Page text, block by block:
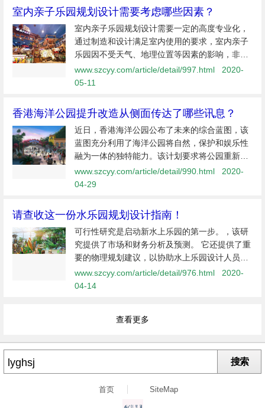
室内亲子乐园规划设计需要考虑哪些因素？
室内亲子乐园规划设计需要一定的高度专业化，
通过制造和设计满足室内使用的要求，室内亲子
乐园因不受天气、地理位置等因素的影响，非常
受孩子和投资者的欢迎。对于孩子来说，这是一
个一年四季都可以玩耍的天地；对于投资者来
www.szcyy.com/article/detail/997.html
2020-
05-11
香港海洋公园提升改造从侧面传达了哪些讯息？
近日，香港海洋公园公布了未来的综合蓝图，该
蓝图充分利用了海洋公园将自然，保护和娱乐性
融为一体的独特能力。该计划要求将公园重新发
展为七个以冒险为主题的体验区，计划将引入一
系列新景点和高科技刺激性游乐设施，包括惊人
www.szcyy.com/article/detail/990.html
2020-
04-29
请查收这一份水乐园规划设计指南！
可行性研究是启动新水上乐园的第一步。，该研
究提供了市场和财务分析及预测。 它还提供了重
要的物理规划建议，以协助水上乐园设计人员。
设计必须符合市场需求和预期现金流，这一点至
关重要。 这些物理计划指南需要在开始建造和建
www.szcyy.com/article/detail/976.html
2020-
04-14
查看更多
搜索
首页 SiteMap